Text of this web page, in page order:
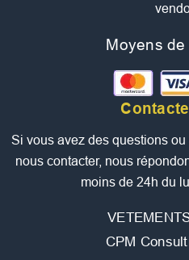
Moyens
Si vous avez des questions
nous contacter, nous
moins de 24h du
CPM